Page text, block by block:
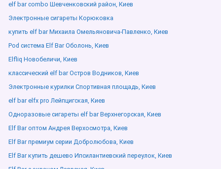
elf bar combo Шевченковский район, Киев
Электронные сигареты Корюковка
купить elf bar Михаила Омельяновича-Павленко, Киев
Pod система Elf Bar Оболонь, Киев
Elfliq Новобеличи, Киев
классический elf bar Остров Водников, Киев
Электронные курилки Спортивная площадь, Киев
elf bar elfx pro Лейпцигская, Киев
Одноразовые сигареты elf bar Верхнегорская, Киев
Elf Bar оптом Андрея Верхосмотра, Киев
Elf Bar премиум серии Добролюбова, Киев
Elf Bar купить дешево Ипсилантиевский переулок, Киев